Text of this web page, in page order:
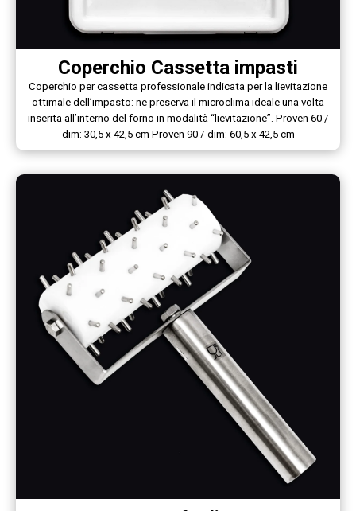
Coperchio Cassetta impasti
Coperchio per cassetta professionale indicata per la lievitazione
ottimale dell’impasto: ne preserva il microclima ideale una volta
inserita all’interno del forno in modalità “lievitazione”. Proven 60 /
dim: 30,5 x 42,5 cm Proven 90 / dim: 60,5 x 42,5 cm